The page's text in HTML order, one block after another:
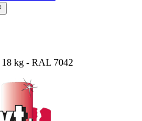
kg - RAL 7042